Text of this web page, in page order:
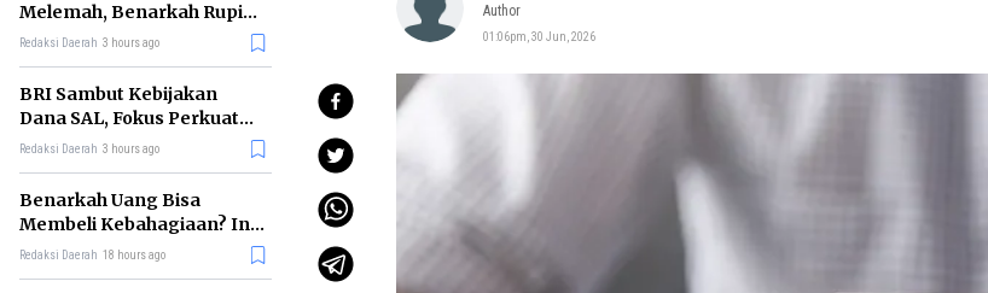
Melemah, Benarkah Rupiah
Terancam Bernasib Sama?
Redaksi Daerah 3 hours ago
BRI Sambut Kebijakan
Dana SAL, Fokus Perkuat
Kredit UMKM dan Sektor
Redaksi Daerah 3 hours ago
Benarkah Uang Bisa
Membeli Kebahagiaan? Ini
Penjelasan Ilmu Ekonomi
Redaksi Daerah 18 hours ago
Author
01:06pm, 30 Jun, 2026